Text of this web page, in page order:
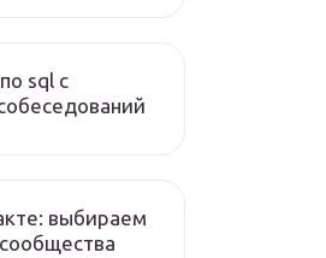
sql с
выбираем